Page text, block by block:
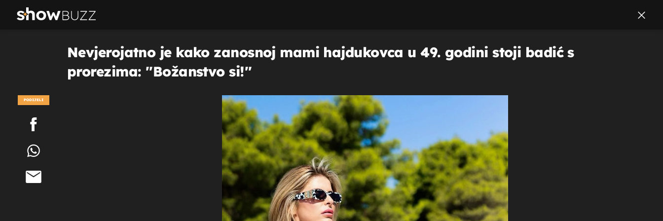
Nevjerojatno je kako zanosnoj mami hajdukovca u 49. godini stoji badić s
prorezima: ''Božanstvo si!''
PODIJELI